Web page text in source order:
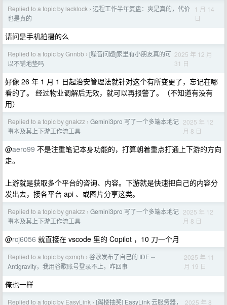
Replied to a topic by lacklock › 远程工作半年复盘：爽是真的，代价
也是真的
1 月 14
日
请问是手机拍摄的么
Replied to a topic by Gnnbb › [噪音问题]家里有小朋友真的可
以不铺地垫吗
2025 年 12 月
31 日
好像 26 年 1 月 1 日起治安管理法就针对这个有所变更了，忘记在哪
看的了。 经过物业调解后无效，就可以再报警了。（不知道有没有
用）
Replied to a topic by gnakzz › Gemini3pro 写了一个多端本地记
事本及其上下游工作流工具
2025 年 12
月 8 日
@aero99 不是注重笔记本身功能的，打算朝着重点打通上下游的方向
走。
上游就是获取多个平台的咨询、内容。下游就是快速把自己的内容分
发出去，接各平台 api 、或图片分享这类。
Replied to a topic by gnakzz › Gemini3pro 写了一个多端本地记
事本及其上下游工作流工具
2025 年 12
月 8 日
@rcj6056 就直接在 vscode 里的 Copilot ，10 刀一个月
Replied to a topic by qxmqh › 谷歌发布了自己的 IDE --
Antigravity，我用谷歌账号登录不上，咋回事
2025 年 11
月 19 日
俺也一样
Replied to a topic by EasyLink › [踢楼抽奖] EasyLink 云服务器， 2025 年 8